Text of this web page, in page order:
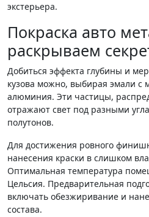
экстерьера.
Покраска авто
раскрываем
Добиться эффекта глубины и
кузова можно, выбирая эмали
алюминия. Эти частицы,
отражают свет под разными
полутонов.
Для достижения ровного
нанесения краски в слишком
Оптимальная температура
Цельсия. Предварительная
включать обезжиривание и
состава.